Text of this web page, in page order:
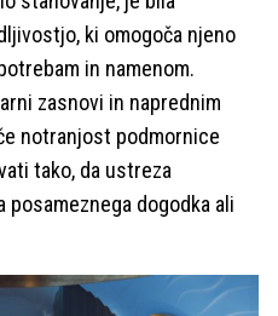
ki omogoča njeno
in namenom.
zasnovi in naprednim
notranjost podmornice
tako, da ustreza
posameznega dogodka ali